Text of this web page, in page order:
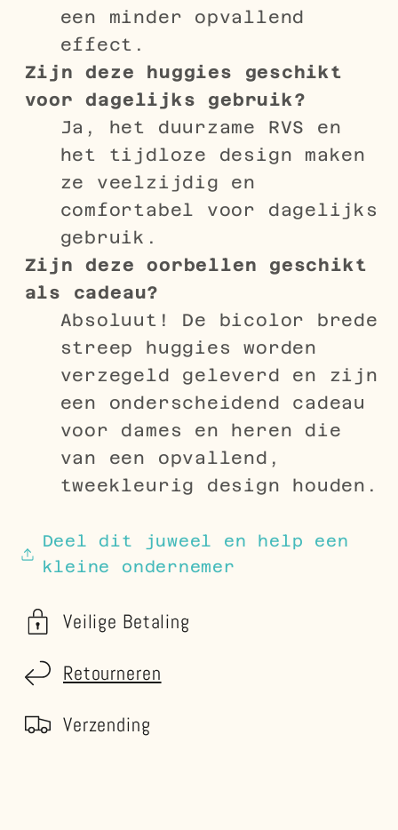
een minder opvallend
effect.
Zijn deze huggies geschikt
voor dagelijks gebruik?
Ja, het duurzame RVS en
het tijdloze design maken
ze veelzijdig en
comfortabel voor dagelijks
gebruik.
Zijn deze oorbellen geschikt
als cadeau?
Absoluut! De bicolor brede
streep huggies worden
verzegeld geleverd en zijn
een onderscheidend cadeau
voor dames en heren die
van een opvallend,
tweekleurig design houden.
Deel dit juweel en help een
kleine ondernemer
Veilige Betaling
Retourneren
Verzending